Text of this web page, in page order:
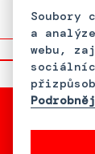
Soubory
a
webu,